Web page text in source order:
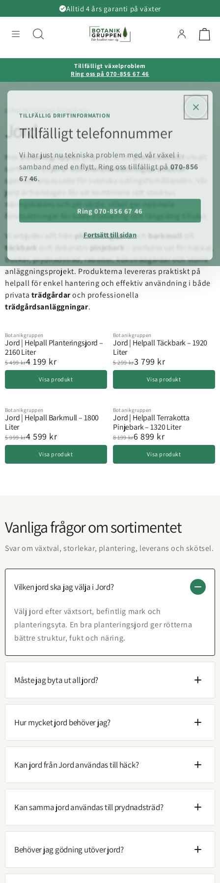
till
Alltid 4 års garanti på växter
Tillfälligt växelproblem
Ring oss på 070-856 67 46
TILLFÄLLIG DRIFTINFORMATION
Tillfälligt telefonnummer
Vi har just nu tekniska problem med vår växel i
samband med en flytt. Ring oss tillfälligt på 070-856
67 46
Ring 070-856 67 46
Fortsätt till sidan
Odlat för svenska trädgårdar
Jord
HosBotanikgruppenerbjuder vi ettprofessionellt
sortiment av jord- och markförbättringsprodukter,
speciellt anpassade för svenska odlingsförhållanden. Vår
jord är framtagen för att kombinera rätt struktur,
näringsbalans och pH-värde, vilket ger optimala
förutsättningar för både etablering och långsiktig tillväxt.
Vi erbjuder allt från
planteringsjordoch barkmull
täckbark
pinjebark
buskar, prydnadsträd, rabatter, köksträdgårdar och större
anläggningsprojekt. Produkterna levereras praktiskt på
helpall för enkel hantering och effektiv användning i både
privata trädgårdaroch professionella
trädgårdsanläggningar.
Visa Jord | Helpall Planteringsjord – 2160 Liter
Spara 1 300 kr
Botanikgruppen
Jord | Helpall Planteringsjord –
2160 Liter
5 499 kr4 199 kr
Visa produkt
Visa Jord | Helpall Täckbark –
Spara 1 500 kr
Botanikgruppen
Jord | Helpall Täckbark – 1920
Liter
5 299 kr3 799 kr
Visa produkt
Visa Jord | Helpall Barkmull – 1800 Liter
Spara 1 400 kr
Botanikgruppen
Jord | Helpall Barkmull – 1800
Liter
5 999 kr4 599 kr
Visa produkt
Visa Jord | Helpall Terrakotta
Spara 1 300 kr
Botanikgruppen
Jord | Helpall Terrakotta
Pinjebark – 1320 Liter
8 199 kr6 899 kr
Visa produkt
Vanliga frågor om sortimentet
Svar om växtval, storlekar, plantering, leverans och skötsel.
Vilken jord ska jag välja i Jord?
Välj jord efter växtsort, befintlig mark och
planteringsyta. En bra planteringsjord ger rötterna
bättre struktur, fukt och näring.
Måste jag byta ut all jord?
Hur mycket jord behöver jag?
Kan jord från Jord användas till häck?
Kan samma jord användas till prydnadsträd?
Behöver jag gödning utöver jord?